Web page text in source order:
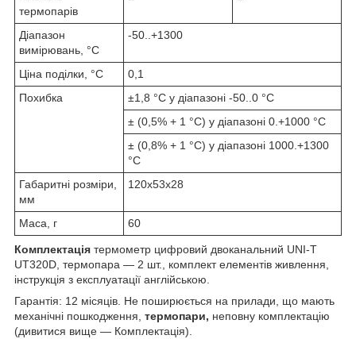
термопарів
Діапазон
вимірювань, °С
-50..+1300
Ціна поділки, °C
0,1
Похибка
±1,8 °C у діапазоні -50..0 °C
± (0,5% + 1 °C) у діапазоні 0.+1000 °C
± (0,8% + 1 °C) у діапазоні 1000.+1300
°C
Габаритні розміри,
мм
120х53х28
Маса, г 60
Комплектація термометр цифровий двоканальний UNI-T
UT320D, термопара — 2 шт., комплект елементів живлення,
інструкція з експлуатації англійською.
Гарантія: 12 місяців. Не поширюється на прилади, що мають
механічні пошкодження, термопари, неповну комплектацію
(дивитися вище — Комплектація).